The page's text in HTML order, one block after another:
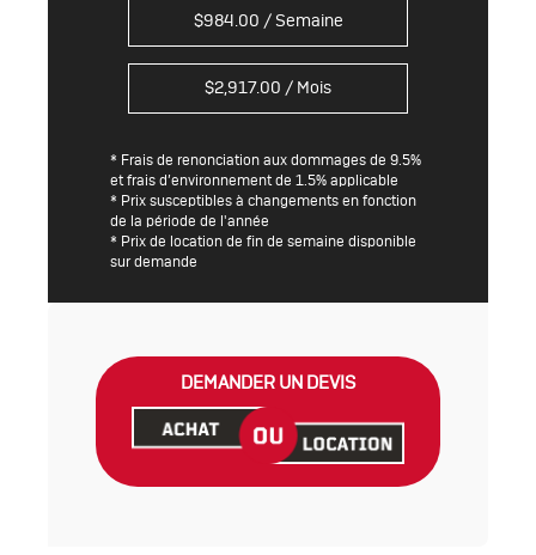
$984.00 / Semaine
$2,917.00 / Mois
* Frais de renonciation aux dommages de 9.5%
et frais d’environnement de 1.5% applicable
* Prix susceptibles à changements en fonction
de la période de l'année
* Prix de location de fin de semaine disponible
sur demande
DEMANDER UN DEVIS